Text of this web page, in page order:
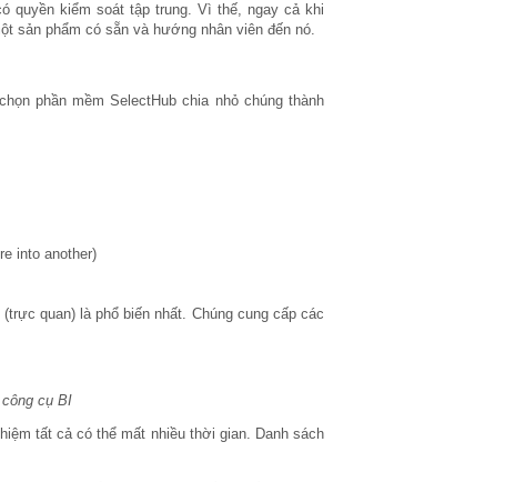
quyền kiểm soát tập trung. Vì thế, ngay cả khi
sản phẩm có sẵn và hướng nhân viên đến nó.
phần mềm SelectHub chia nhỏ chúng thành
into another)
quan) là phổ biến nhất. Chúng cung cấp các
cụ BI
tất cả có thể mất nhiều thời gian. Danh sách